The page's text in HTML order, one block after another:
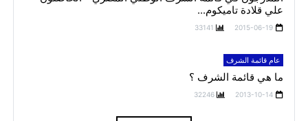
علي قلادة تاميكوم...
2015-06-19
33141
عام قائمة الشرف
ما هي قائمة الشرف ؟
2013-10-14
32246